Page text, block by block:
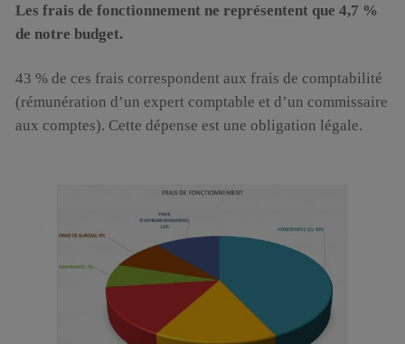
Les frais de fonctionnement ne représentent que 4,7 %
de notre budget.
43 % de ces frais correspondent aux frais de comptabilité
(rémunération d’un expert comptable et d’un commissaire
aux comptes). Cette dépense est une obligation légale.